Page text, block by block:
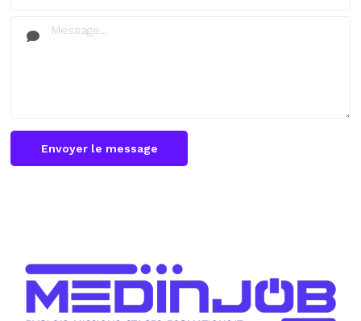
Envoyer le message